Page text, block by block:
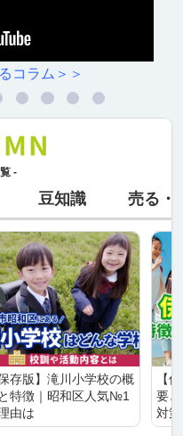
コラム＞＞
-
豆知識 売る・
保存版】滝川小学校の概
特徴｜昭和区人気№1
由は
【
要
対